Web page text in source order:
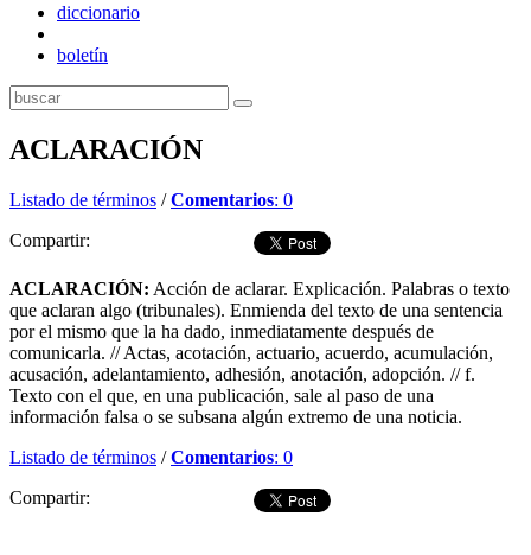
diccionario
boletín
ACLARACIÓN
Listado de términos /Comentarios: 0
Compartir:
ACLARACIÓN: Acción de aclarar. Explicación. Palabras o texto
que aclaran algo (tribunales). Enmienda del texto de una sentencia
por el mismo que la ha dado, inmediatamente después de
comunicarla. // Actas, acotación, actuario, acuerdo, acumulación,
acusación, adelantamiento, adhesión, anotación, adopción. // f.
Texto con el que, en una publicación, sale al paso de una
información falsa o se subsana algún extremo de una noticia.
Listado de términos /Comentarios: 0
Compartir: